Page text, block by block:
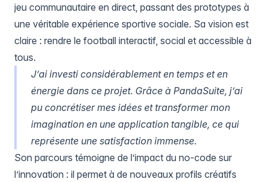
jeu communautaire en direct, passant des prototypes à
une véritable expérience sportive sociale. Sa vision est
claire : rendre le football interactif, social et accessible à
tous.
J’ai investi considérablement en temps et en
énergie dans ce projet. Grâce à PandaSuite, j’ai
pu concrétiser mes idées et transformer mon
imagination en une application tangible, ce qui
représente une satisfaction immense.
Son parcours témoigne de l’impact du no-code sur
l’innovation : il permet à de nouveaux profils créatifs